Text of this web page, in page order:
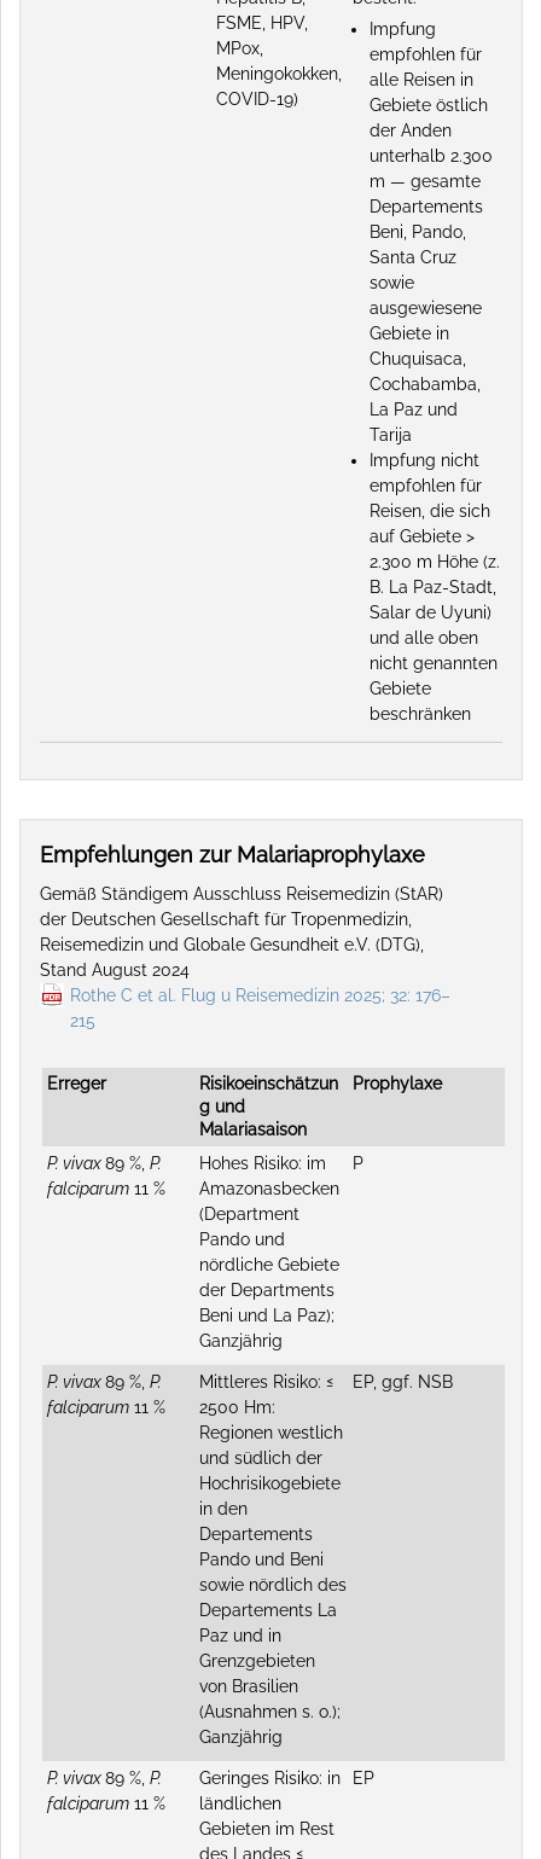
FSME, HPV,
MPox,
Meningokokken,
COVID-19)
Impfung
empfohlen für
alle Reisen in
Gebiete östlich
der Anden
unterhalb 2.300
m — gesamte
Departements
Beni, Pando,
Santa Cruz
sowie
ausgewiesene
Gebiete in
Chuquisaca,
Cochabamba,
La Paz und
Tarija
Impfung nicht
empfohlen für
Reisen, die sich
auf Gebiete >
2.300 m Höhe (z.
B. La Paz-Stadt,
Salar de Uyuni)
und alle oben
nicht genannten
Gebiete
beschränken
Empfehlungen zur Malariaprophylaxe
Gemäß Ständigem Ausschluss Reisemedizin (StAR)
der Deutschen Gesellschaft für Tropenmedizin,
Reisemedizin und Globale Gesundheit e.V. (DTG),
Stand August 2024
Rothe C et al. Flug u Reisemedizin 2025; 32: 176–
215
Erreger
Risikoeinschätzun
g und
Malariasaison
Prophylaxe
P. vivax89 %, P.
falciparum 11 %
Hohes Risiko: im
Amazonasbecken
(Department
Pando und
nördliche Gebiete
der Departments
Beni und La Paz);
Ganzjährig
P
P. vivax89 %, P.
falciparum 11 %
Mittleres Risiko: ≤
2500 Hm:
Regionen westlich
und südlich der
Hochrisikogebiete
in den
Departements
Pando und Beni
sowie nördlich des
Departements La
Paz und in
Grenzgebieten
von Brasilien
(Ausnahmen s. o.);
Ganzjährig
EP, ggf. NSB
P. vivax89 %, P.
falciparum 11 %
Geringes Risiko: in
ländlichen
Gebieten im Rest
des Landes ≤
EP